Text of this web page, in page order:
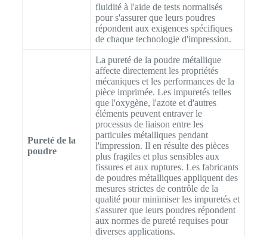
fluidité à l'aide de tests normalisés
pour s'assurer que leurs poudres
répondent aux exigences spécifiques
de chaque technologie d'impression.
Pureté de la
poudre
La pureté de la poudre métallique
affecte directement les propriétés
mécaniques et les performances de la
pièce imprimée. Les impuretés telles
que l'oxygène, l'azote et d'autres
éléments peuvent entraver le
processus de liaison entre les
particules métalliques pendant
l'impression. Il en résulte des pièces
plus fragiles et plus sensibles aux
fissures et aux ruptures. Les fabricants
de poudres métalliques appliquent des
mesures strictes de contrôle de la
qualité pour minimiser les impuretés et
s'assurer que leurs poudres répondent
aux normes de pureté requises pour
diverses applications.